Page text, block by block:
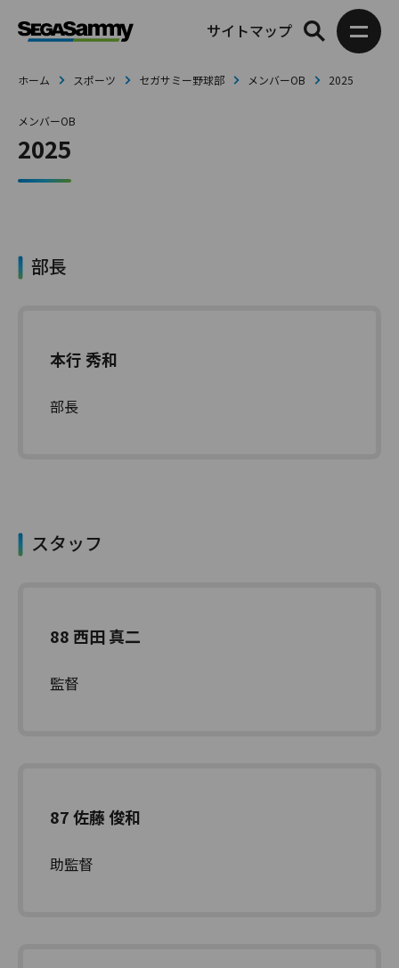
サイトマップ
ホーム スポーツ セガサミー野球部 メンバーOB 2025
メンバーOB
2025
部長
本行 秀和
部長
スタッフ
88 西田 真二
監督
87 佐藤 俊和
助監督